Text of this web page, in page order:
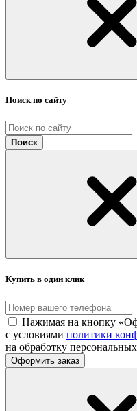
Поиск по сайту
Поиск
Купить в один клик
Нажимая на кнопку
с условиями политики
на обработку
Оформить заказ